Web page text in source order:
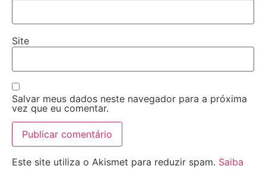
Site
Salvar meus dados neste navegador para a próxima
vez que eu comentar.
Este site utiliza o Akismet para reduzir spam. Saiba